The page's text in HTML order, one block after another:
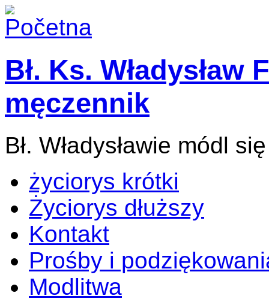
Bł. Ks. Władysław
męczennik
Bł. Władysławie módl
życiorys krótki
Życiorys dłuższy
Kontakt
Prośby i
Modlitwa